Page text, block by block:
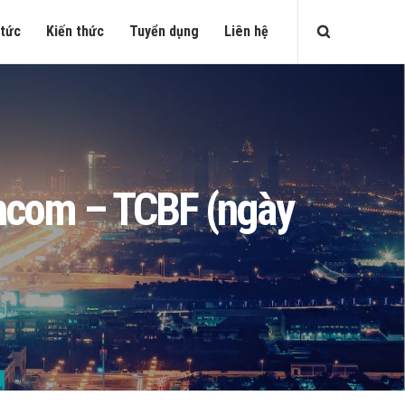
Kiến thức Tuyển dụng Liên hệ
– TCBF (ngày